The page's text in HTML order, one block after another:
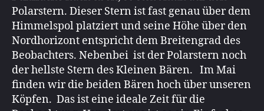
Polarstern. Dieser Stern ist fast genau über dem
Himmelspol platziert und seine Höhe über den
Nordhorizont entspricht dem Breitengrad des
Beobachters. Nebenbei ist der Polarstern noch
der hellste Stern des Kleinen Bären. Im Mai
finden wir die beiden Bären hoch über unseren
Köpfen. Das ist eine ideale Zeit für die